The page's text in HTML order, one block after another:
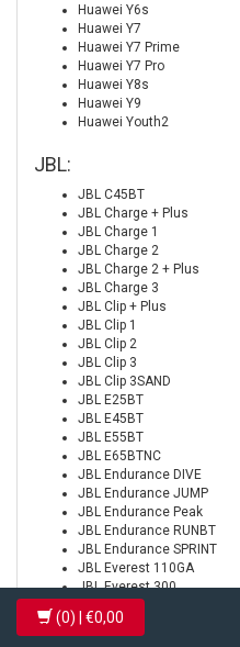
Huawei Y6s
Huawei Y7
Huawei Y7 Prime
Huawei Y7 Pro
Huawei Y8s
Huawei Y9
Huawei Youth2
JBL:
JBL C45BT
JBL Charge + Plus
JBL Charge 1
JBL Charge 2
JBL Charge 2 + Plus
JBL Charge 3
JBL Clip + Plus
JBL Clip 1
JBL Clip 2
JBL Clip 3
JBL Clip 3SAND
JBL E25BT
JBL E45BT
JBL E55BT
JBL E65BTNC
JBL Endurance DIVE
JBL Endurance JUMP
JBL Endurance Peak
JBL Endurance RUNBT
JBL Endurance SPRINT
JBL Everest 110GA
JBL Everest 300
JBL Everest 700
JBL Everest 710GA
(0) | €0,00